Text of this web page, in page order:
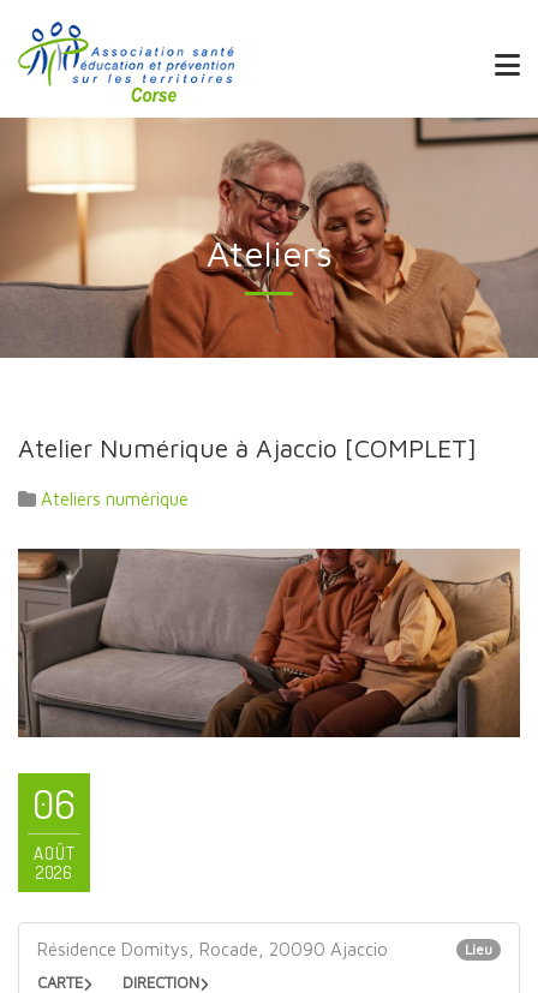
Ateliers
Atelier Numérique à Ajaccio [COMPLET]
Ateliers numérique
06
AOÛT
2026
Résidence Domitys, Rocade, 20090 Ajaccio Lieu
CARTE DIRECTION